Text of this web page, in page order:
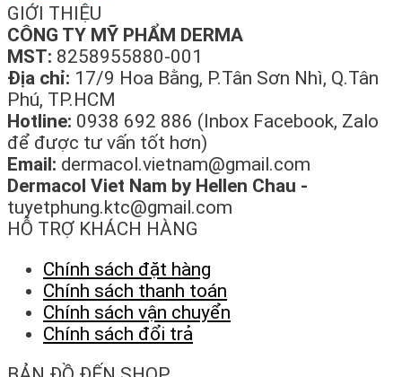
GIỚI THIỆU
CÔNG TY MỸ PHẨM DERMA
MST: 8258955880-001
Địa chỉ: 17/9 Hoa Bằng, P.Tân Sơn Nhì, Q.Tân
Phú, TP.HCM
Hotline: 0938 692 886 (Inbox Facebook, Zalo
để được tư vấn tốt hơn)
Email: dermacol.vietnam@gmail.com
Dermacol Viet Nam by Hellen Chau -
tuyetphung.ktc@gmail.com
HỖ TRỢ KHÁCH HÀNG
Chính sách đặt hàng
Chính sách thanh toán
Chính sách vận chuyển
Chính sách đổi trả